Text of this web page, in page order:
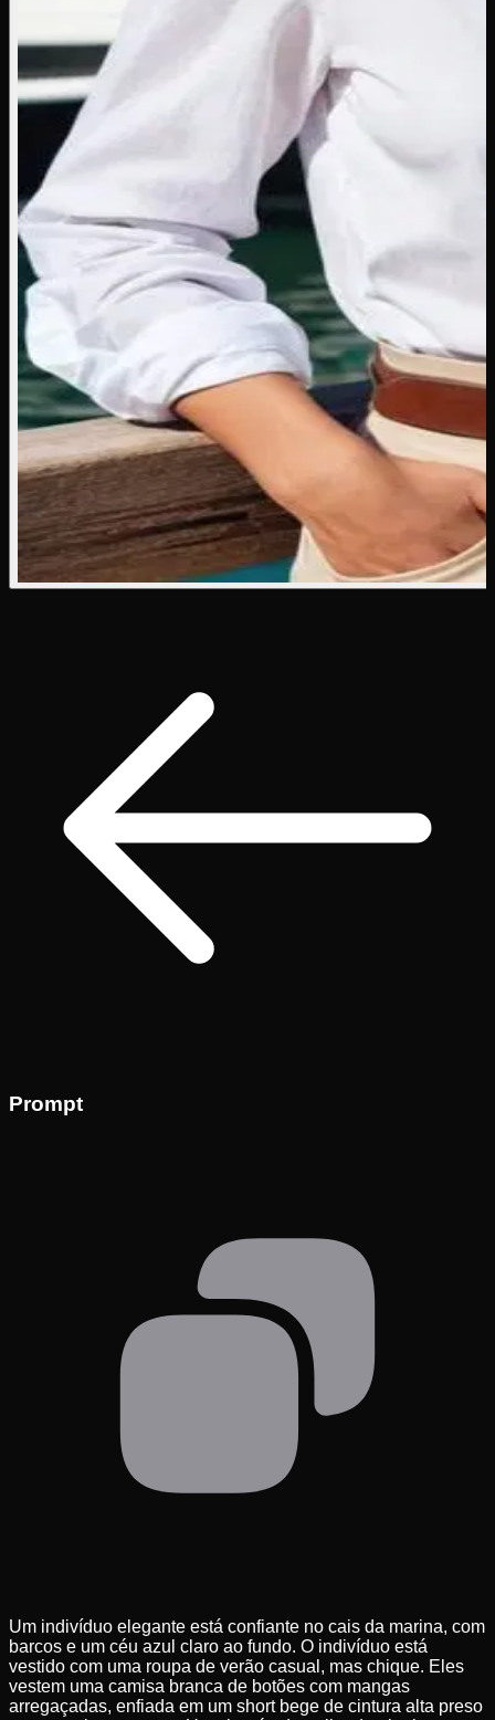
Prompt
Um indivíduo elegante está confiante no cais da marina, com
barcos e um céu azul claro ao fundo. O indivíduo está
vestido com uma roupa de verão casual, mas chique. Eles
vestem uma camisa branca de botões com mangas
arregaçadas, enfiada em um short bege de cintura alta preso